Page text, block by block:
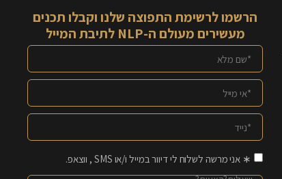
הרשמו לרשימת התפוצה שלנו וקבלו תכנים
מעשירים מעולם ה-NLP לתיבת המייל
∗ אני מרשה לשלוח לי דיוור במייל ו/או SMS , ווצאפ.